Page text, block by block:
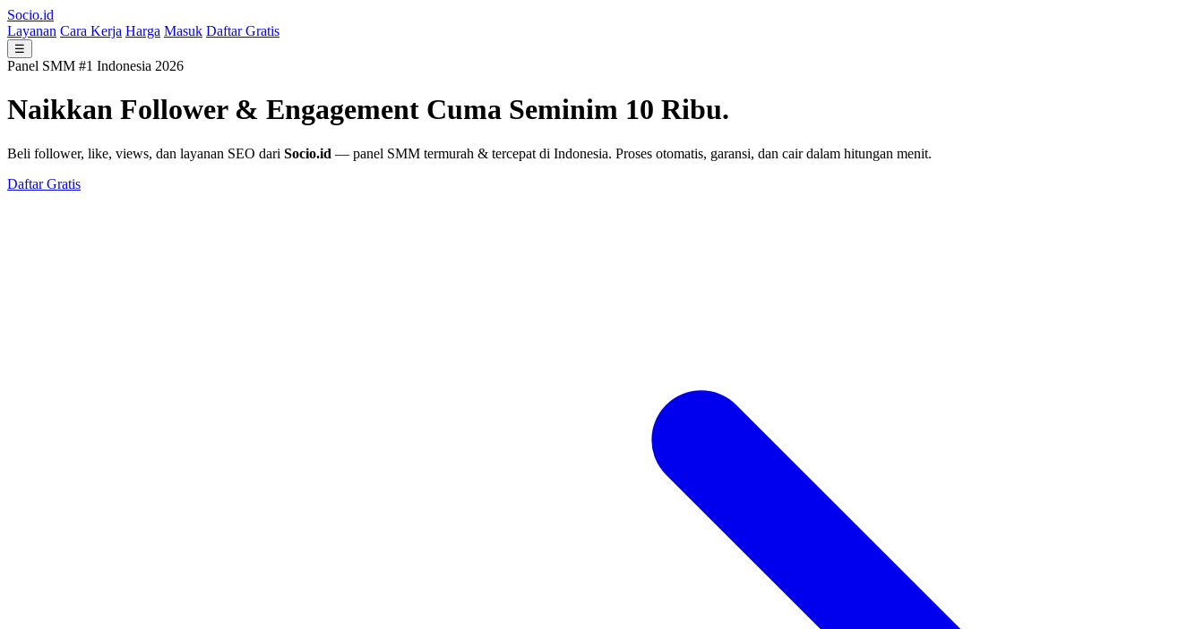
Socio.id
Layanan Cara Kerja Harga Masuk Daftar Gratis
☰
Panel SMM #1 Indonesia 2026
Naikkan Follower & Engagement Cuma Seminim 10 Ribu.
Beli follower, like, views, dan layanan SEO dari Socio.id — panel SMM termurah & tercepat di Indonesia. Proses otomatis, garansi, dan cair dalam hitungan menit.
Daftar Gratis